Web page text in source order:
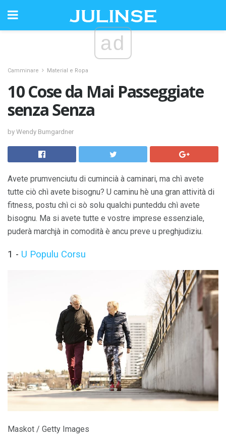
ad
Camminare Material e Ropa
10 Cose da Mai Passeggiate
senza Senza
by Wendy Bumgardner
Avete prumvenciutu di cumincià à caminari, ma chì avete
tutte ciò chì avete bisognu? U caminu hè una gran attività di
fitness, postu chì ci sò solu qualchi punteddu chì avete
bisognu. Ma si avete tutte e vostre imprese essenziale,
puderà marchjà in comodità è ancu preve u preghjudiziu.
1 - U Populu Corsu
Maskot / Getty Images